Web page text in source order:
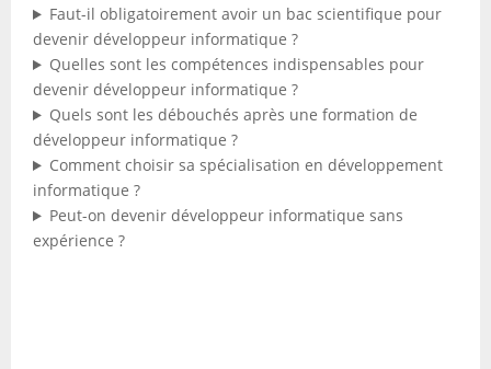
Faut-il obligatoirement avoir un bac scientifique pour
devenir développeur informatique ?
Quelles sont les compétences indispensables pour
devenir développeur informatique ?
Quels sont les débouchés après une formation de
développeur informatique ?
Comment choisir sa spécialisation en développement
informatique ?
Peut-on devenir développeur informatique sans
expérience ?